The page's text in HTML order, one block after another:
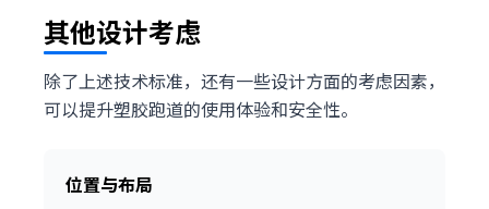
其他设计考虑
除了上述技术标准，还有一些设计方面的考虑因素，
可以提升塑胶跑道的使用体验和安全性。
位置与布局